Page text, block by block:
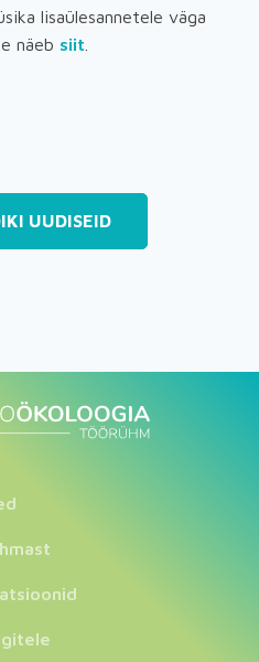
lisaülesannetele väga
näeb siit
UUDISEID